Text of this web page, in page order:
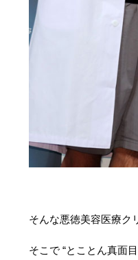
そんな悪徳美容医療ク
そこで “とことん真面